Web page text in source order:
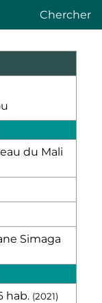
Chercher
Simaga
hab. (2021)